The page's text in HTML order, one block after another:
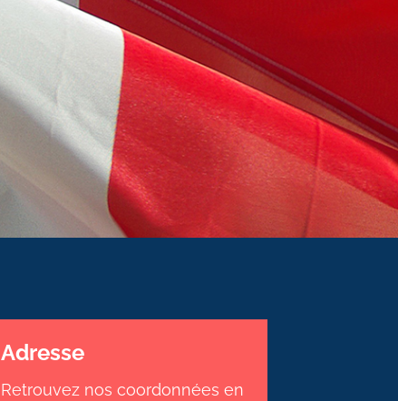
Adresse
Retrouvez nos coordonnées en